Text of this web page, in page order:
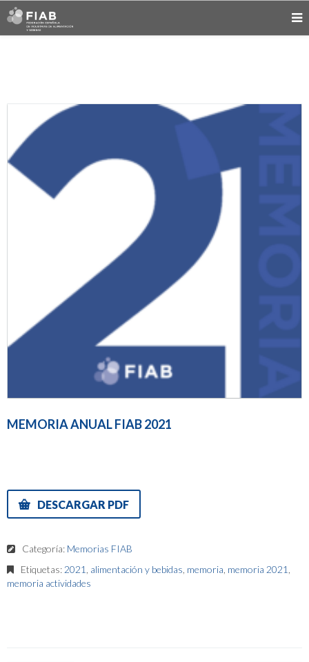
MEMORIA ANUAL FIAB 2021
DESCARGAR PDF
Categoría: Memorias FIAB
Etiquetas: 2021 alimentación y bebidas memoria memoria 2021
memoria actividades